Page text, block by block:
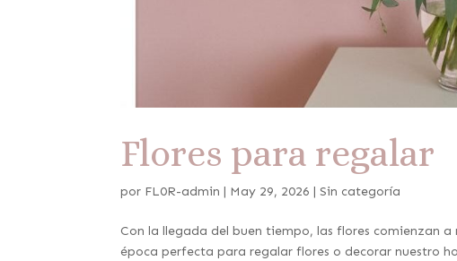
Flores para regalar
por FL0R-admin | May 29, 2026 |Sin categoría
Con la llegada del buen tiempo, las flores comienzan
época perfecta para regalar flores o decorar nuestro